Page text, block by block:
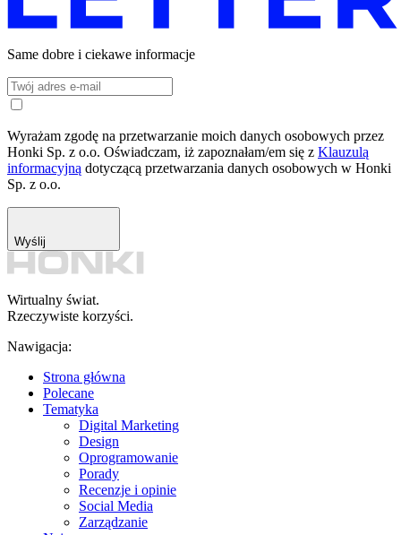
Same dobre i ciekawe informacje
Wyrażam zgodę na przetwarzanie moich danych osobowych przez
Honki Sp. z o.o. Oświadczam, iż zapoznałam/em się z Klauzulą
informacyjną dotyczącą przetwarzania danych osobowych w Honki
Sp. z o.o.
Wyślij
Wirtualny świat.
Rzeczywiste korzyści.
Nawigacja:
Strona główna
Polecane
Tematyka
Digital Marketing
Design
Oprogramowanie
Porady
Recenzje i opinie
Social Media
Zarządzanie